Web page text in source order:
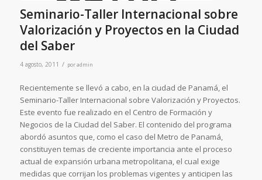
Seminario-Taller Internacional sobre
Valorización y Proyectos en la Ciudad
del Saber
4 agosto, 2011 / poradmin
Recientemente se llevó a cabo, en la ciudad de Panamá, el
Seminario-Taller Internacional sobre Valorización y Proyectos.
Este evento fue realizado en el Centro de Formación y
Negocios de la Ciudad del Saber. El contenido del programa
abordó asuntos que, como el caso del Metro de Panamá,
constituyen temas de creciente importancia ante el proceso
actual de expansión urbana metropolitana, el cual exige
medidas que corrijan los problemas vigentes y anticipen las